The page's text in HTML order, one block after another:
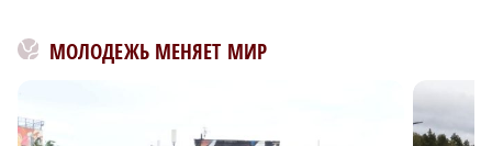
МОЛОДЕЖЬ МЕНЯЕТ МИР